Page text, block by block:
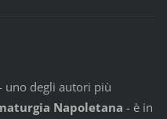
uno degli autori più
Napoletana - è in